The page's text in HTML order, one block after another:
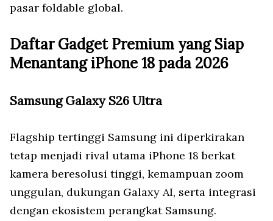
pasar foldable global.
Daftar Gadget Premium yang Siap
Menantang iPhone 18 pada 2026
Samsung Galaxy S26 Ultra
Flagship tertinggi Samsung ini diperkirakan
tetap menjadi rival utama iPhone 18 berkat
kamera beresolusi tinggi, kemampuan zoom
unggulan, dukungan Galaxy AI, serta integrasi
dengan ekosistem perangkat Samsung.